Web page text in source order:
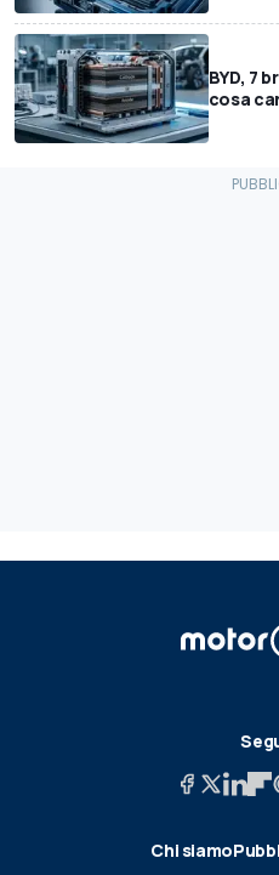
BYD, 7
cosa
Chi siamo